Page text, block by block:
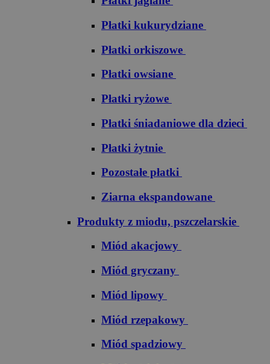
Płatki kukurydziane
Płatki orkiszowe
Płatki owsiane
Płatki ryżowe
Płatki śniadaniowe dla dzieci
Płatki żytnie
Pozostałe płatki
Ziarna ekspandowane
Produkty z miodu, pszczelarskie
Miód akacjowy
Miód gryczany
Miód lipowy
Miód rzepakowy
Miód spadziowy